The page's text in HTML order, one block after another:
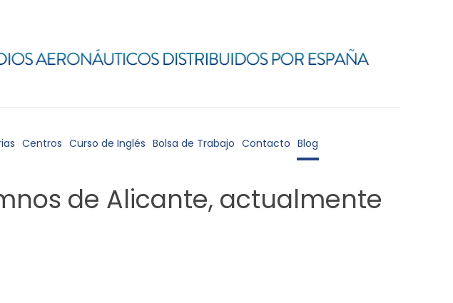
Centros Curso de Inglés Bolsa de Trabajo Contacto Blog
de Alicante, actualmente